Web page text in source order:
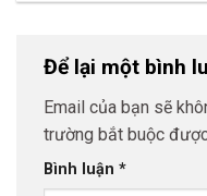
Để lại một bình
Email của bạn sẽ
trường bắt buộc
Bình luận *